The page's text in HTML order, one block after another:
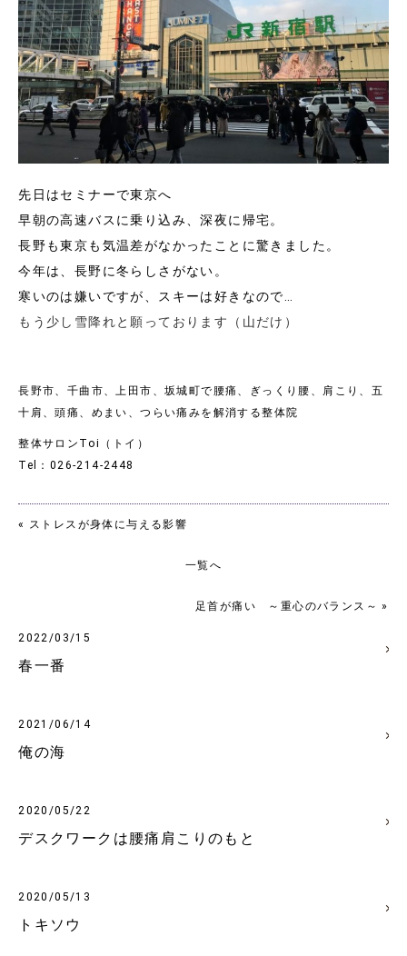
先日はセミナーで東京へ
早朝の高速バスに乗り込み、深夜に帰宅。
長野も東京も気温差がなかったことに驚きました。
今年は、長野に冬らしさがない。
寒いのは嫌いですが、スキーは好きなので…
もう少し雪降れと願っております（山だけ）
長野市、千曲市、上田市、坂城町で腰痛、ぎっくり腰、肩こり、五
十肩、頭痛、めまい、つらい痛みを解消する整体院
整体サロンToi（トイ）
Tel：026-214-2448
« ストレスが身体に与える影響
一覧へ
足首が痛い ～重心のバランス～ »
2022/03/15
春一番
2021/06/14
俺の海
2020/05/22
デスクワークは腰痛肩こりのもと
2020/05/13
トキソウ